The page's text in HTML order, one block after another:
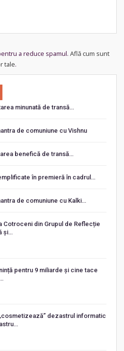
a reduce spamul. Află cum sunt
tale.
minunată de transă…
de comuniune cu Vishnu
benefică de transă…
în premieră în cadrul…
de comuniune cu Kalki…
Cotroceni din Grupul de Reflecție
și…
pentru 9 miliarde și cine tace
dezastrul informatic